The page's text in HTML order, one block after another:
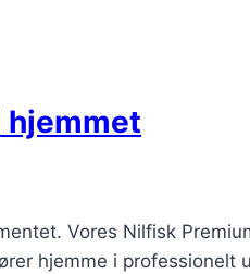
hjemmet
Vores Nilfisk
hjemme i professionelt